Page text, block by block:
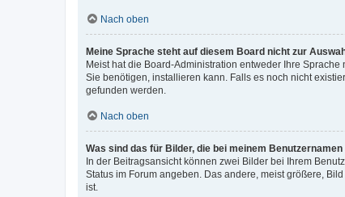
Nach oben
Meine Sprache steht auf diesem Board nicht zur
Meist hat die Board-Administration entweder Ihre
Sie benötigen, installieren kann. Falls es noch nicht
gefunden werden.
Nach oben
Was sind das für Bilder, die bei meinem
In der Beitragsansicht können zwei Bilder bei Ihrem
Status im Forum angeben. Das andere, meist größere,
ist.